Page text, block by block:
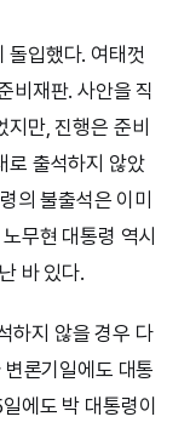
돌입했다. 여태껏
비재판. 사안을 직
지만, 진행은 준비
로 출석하지 않았
의 불출석은 이미
무현 대통령 역시
바 있다.
하지 않을 경우 다
론기일에도 대통
에도 박 대통령이